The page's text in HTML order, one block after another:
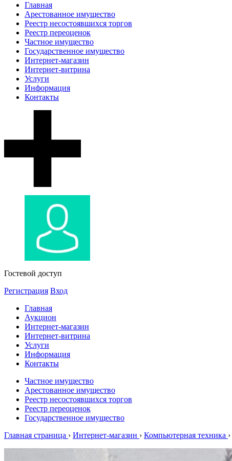
Главная
Арестованное имущество
Реестр несостоявшихся торгов
Реестр переоценок
Частное имущество
Государственное имущество
Интернет-магазин
Интернет-витрина
Услуги
Информация
Контакты
Гостевой доступ
Регистрация Вход
Главная
Аукцион
Интернет-магазин
Интернет-витрина
Услуги
Информация
Контакты
Частное имущество
Арестованное имущество
Реестр несостоявшихся торгов
Реестр переоценок
Государственное имущество
Главная страница › Интернет-магазин › Компьютерная техника ›